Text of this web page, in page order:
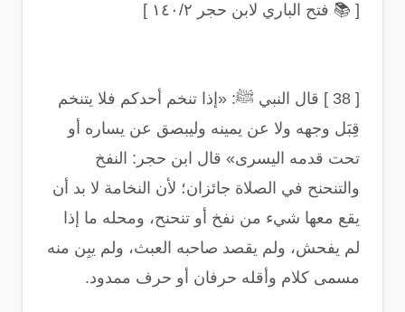
[
📚 فتح الباري لابن حجر ١٤٠/٢ ]
[ 38 ]
قال النبي ﷺ: «إذا تنخم أحدكم فلا يتنخم
قِبَل وجهه ولا عن يمينه وليبصق عن يساره أو
تحت قدمه اليسرى» قال ابن حجر: النفخ
والتنحنح في الصلاة جائزان؛ لأن النخامة لا بد أن
يقع معها شيء من نفخ أو تنحنح، ومحله ما إذا
لم يفحش، ولم يقصد صاحبه العبث، ولم يبِن منه
مسمى كلام وأقله حرفان أو حرف ممدود.